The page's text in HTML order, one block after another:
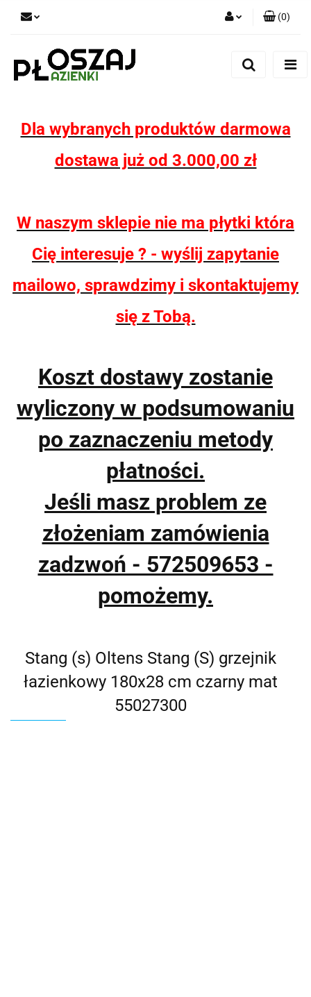
(0)
Dla wybranych produktów darmowa
dostawa już od 3.000,00 zł
W naszym sklepie nie ma płytki która
Cię interesuje ? - wyślij zapytanie
mailowo, sprawdzimy i skontaktujemy
się z Tobą.
Koszt dostawy zostanie
wyliczony w podsumowaniu
po zaznaczeniu metody
płatności.
Jeśli masz problem ze
złożeniam zamówienia
zadzwoń - 572509653 -
pomożemy.
Stang (s) Oltens Stang (S) grzejnik
łazienkowy 180x28 cm czarny mat
55027300